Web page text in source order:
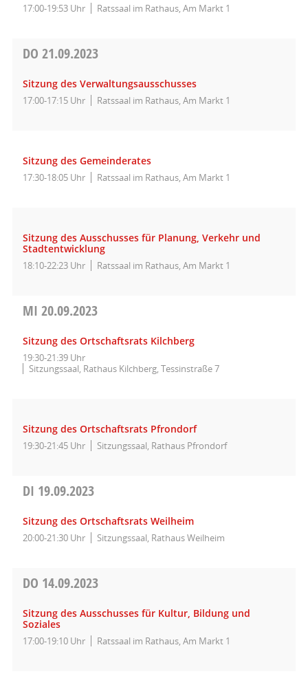
17:00-19:53 Uhr Ratssaal im Rathaus, Am Markt 1
DO 21.09.2023
Sitzung des Verwaltungsausschusses
17:00-17:15 Uhr Ratssaal im Rathaus, Am Markt 1
Sitzung des Gemeinderates
17:30-18:05 Uhr Ratssaal im Rathaus, Am Markt 1
Sitzung des Ausschusses für Planung, Verkehr und
Stadtentwicklung
18:10-22:23 Uhr Ratssaal im Rathaus, Am Markt 1
MI 20.09.2023
Sitzung des Ortschaftsrats Kilchberg
19:30-21:39 Uhr
Sitzungssaal, Rathaus Kilchberg, Tessinstraße 7
Sitzung des Ortschaftsrats Pfrondorf
19:30-21:45 Uhr Sitzungssaal, Rathaus Pfrondorf
DI 19.09.2023
Sitzung des Ortschaftsrats Weilheim
20:00-21:30 Uhr Sitzungssaal, Rathaus Weilheim
DO 14.09.2023
Sitzung des Ausschusses für Kultur, Bildung und
Soziales
17:00-19:10 Uhr Ratssaal im Rathaus, Am Markt 1